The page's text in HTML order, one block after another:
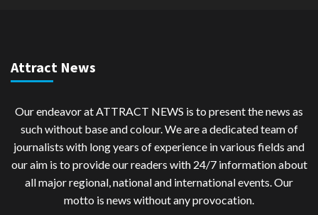
Attract News
Our endeavor at ATTRACT NEWS is to present the news as
such without base and colour. We are a dedicated team of
journalists with long years of experience in various fields and
our aim is to provide our readers with 24/7 information about
all major regional, national and international events. Our
motto is news without any provocation.